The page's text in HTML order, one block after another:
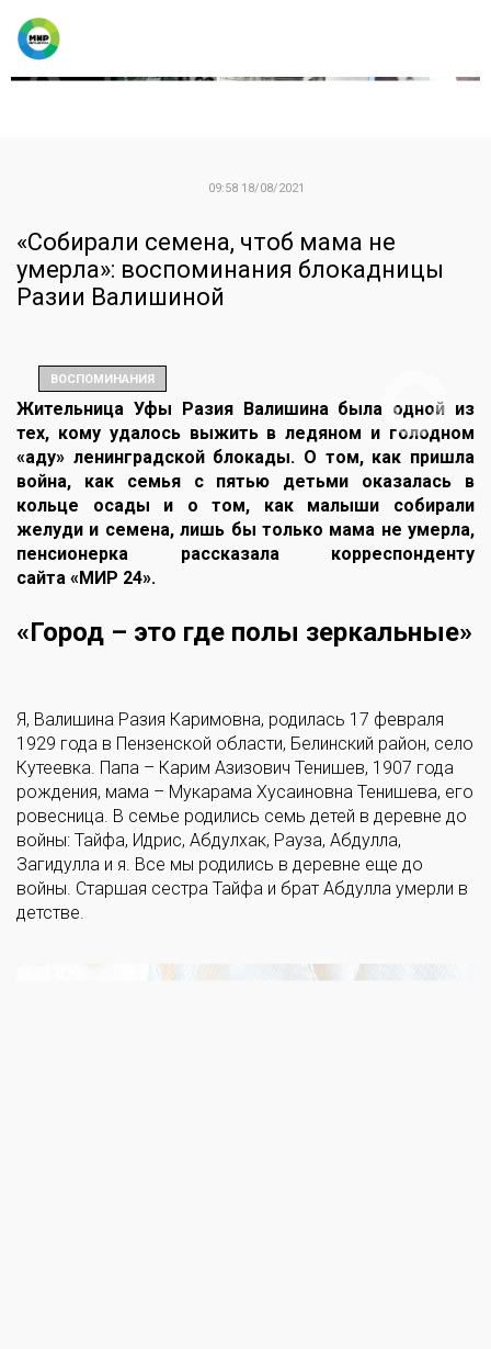
09:58 18/08/2021
«Собирали семена, чтоб мама не
умерла»: воспоминания блокадницы
Разии Валишиной
ВОСПОМИНАНИЯ
Жительница Уфы Разия Валишина была одной из
тех, кому удалось выжить в ледяном и голодном
«аду» ленинградской блокады. О том, как пришла
война, как семья с пятью детьми оказалась в
кольце осады и о том, как малыши собирали
желуди и семена, лишь бы только мама не умерла,
пенсионерка рассказала корреспонденту
сайта «МИР 24».
«Город – это где полы зеркальные»
Я, Валишина Разия Каримовна, родилась 17 февраля
1929 года в Пензенской области, Белинский район, село
Кутеевка. Папа – Карим Азизович Тенишев, 1907 года
рождения, мама – Мукарама Хусаиновна Тенишева, его
ровесница. В семье родились семь детей в деревне до
войны: Тайфа, Идрис, Абдулхак, Рауза, Абдулла,
Загидулла и я. Все мы родились в деревне еще до
войны. Старшая сестра Тайфа и брат Абдулла умерли в
детстве.